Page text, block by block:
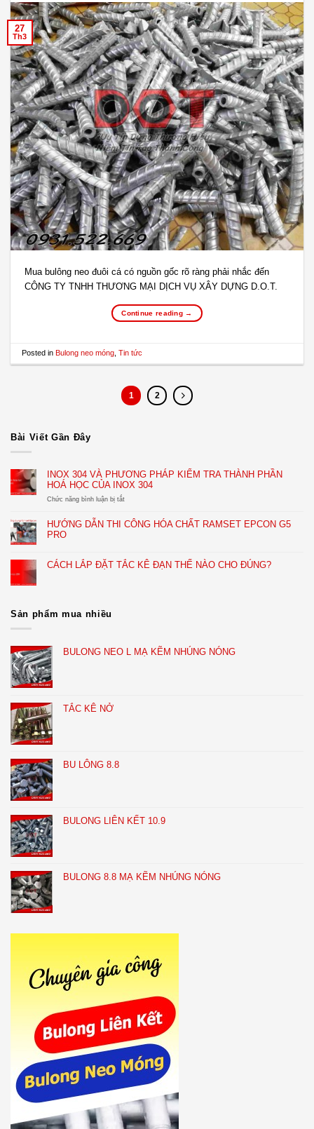
Bài Viết Gần Đây
INOX 304 VÀ PHƯƠNG PHÁP KIỂM TRA THÀNH PHẦN
HOÁ HỌC CỦA INOX 304
Chức năng bình luận bị tắtở
304
VÀ
KIỂM
TRA
HƯỚNG DẪN THI CÔNG HÓA CHẤT RAMSET EPCON G5
PRO
CÁCH LẮP ĐẶT TẮC KÊ ĐẠN THẾ NÀO CHO ĐÚNG?
Sản phẩm mua nhiều
BULONG NEO L MẠ KẼM NHÚNG NÓNG
TẮC KÊ NỞ
BU LÔNG 8.8
BULONG LIÊN KẾT 10.9
BULONG 8.8 MẠ KẼM NHÚNG NÓNG
27
Th3
Mua bulông neo đuôi cá có nguồn gốc rõ ràng phải nhắc đến
CÔNG TY TNHH THƯƠNG MẠI DỊCH VỤ XÂY DỰNG D.O.T.
Continue reading →
Posted in Bulong neo móng, Tin tức
1 2